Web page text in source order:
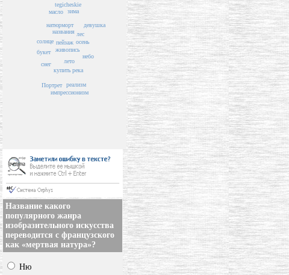
пейзаж
названия
живопись
лето
натюрморт
купить
солнце
лес
зима
осень
букет
масло
река
снег
tegicheskie
реализм
небо
импрессионизм
Портрет
девушка
Название какого
популярного жанра
изобразительного искусства
переводится с французского
как «мертвая натура»?
Ню